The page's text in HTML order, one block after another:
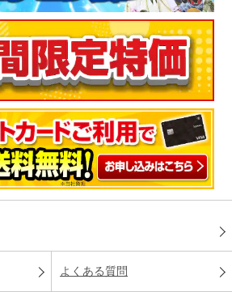
よくある質問